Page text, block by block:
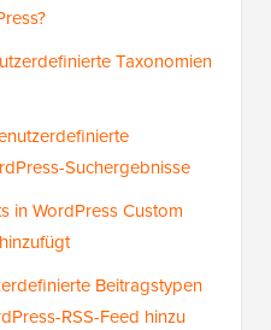
benutzerdefinierten
benutzerdefinierte
Taxonomien
in WordPress Custom